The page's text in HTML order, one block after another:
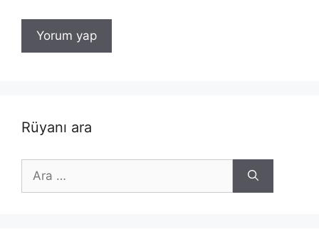
Rüyanı ara
ara